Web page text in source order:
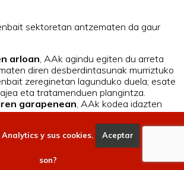
sektoretan antzematen da gaur
arloan , AAk agindu egiten du arreta
diren desberdintasunak murriztuko
zereginetan lagunduko duela; esate
eta tratamenduen plangintza.
garapenean , AAk kodea idazten
eta, horrez gain, proiektuen historia
ulertuko dituenez, kalitatea eta
hobetuko dira.
, laborategiko laguntzaile
da, hipotesiak sortzeko,
y sus cookies. Aceptar
son?